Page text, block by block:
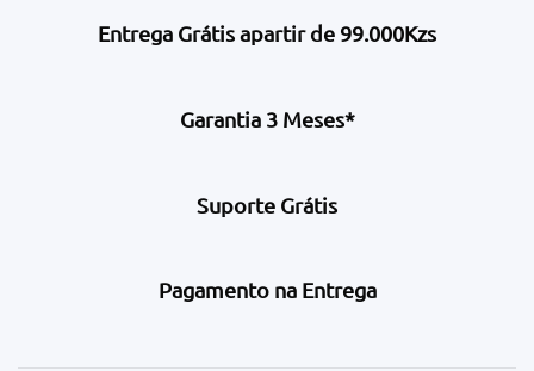
Entrega Grátis apartir de 99.000Kzs
Garantia 3 Meses*
Suporte Grátis
Pagamento na Entrega